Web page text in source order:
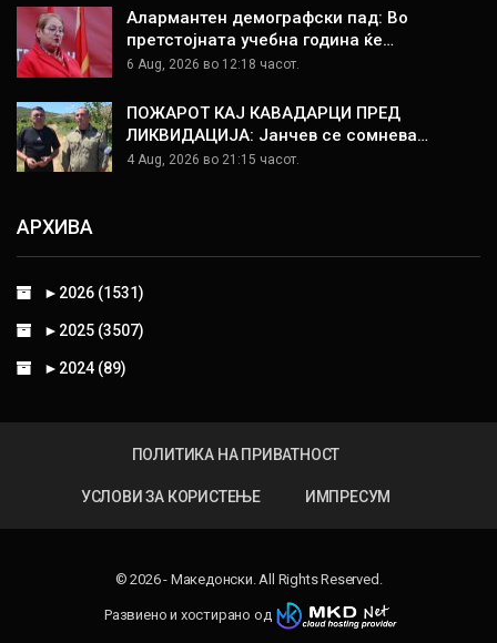
Алармантен демографски пад: Во
претстојната учебна година ќе…
6 Aug, 2026 во 12:18 часот.
ПОЖАРОТ КАЈ КАВАДАРЦИ ПРЕД
ЛИКВИДАЦИЈА: Јанчев се сомнева…
4 Aug, 2026 во 21:15 часот.
АРХИВА
► 2026 (1531)
► 2025 (3507)
► 2024 (89)
ПОЛИТИКА НА ПРИВАТНОСТ
УСЛОВИ ЗА КОРИСТЕЊЕ ИМПРЕСУМ
© 2026 - Македонски. All Rights Reserved.
Развиено и хостирано од